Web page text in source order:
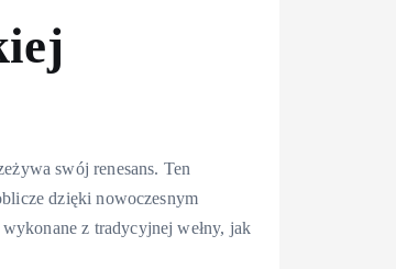
swój renesans. Ten
dzięki nowoczesnym
z tradycyjnej wełny, jak